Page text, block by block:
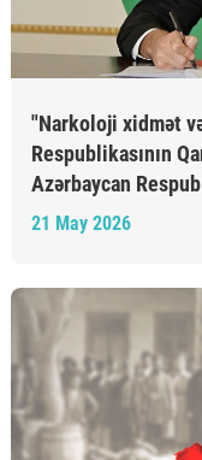
"Narkoloji xidmət
Respublikasının
Azərbaycan
21 May 2026